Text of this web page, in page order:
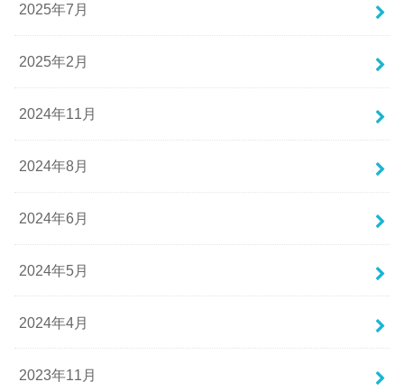
2025年7月
2025年2月
2024年11月
2024年8月
2024年6月
2024年5月
2024年4月
2023年11月